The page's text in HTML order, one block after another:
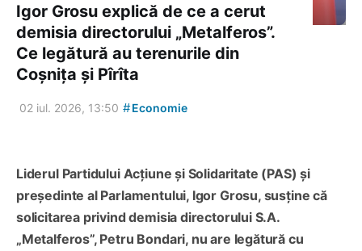
Igor Grosu explică de ce a cerut
demisia directorului „Metalferos”.
Ce legătură au terenurile din
Coșnița și Pîrîta
02 iul. 2026, 13:50 #Economie
Liderul Partidului Acțiune și Solidaritate (PAS) și
președinte al Parlamentului, Igor Grosu, susține că
solicitarea privind demisia directorului S.A.
„Metalferos”, Petru Bondari, nu are legătură cu